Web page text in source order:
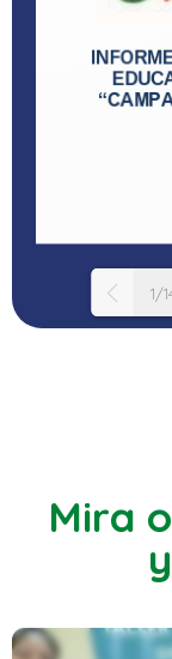
1/
Mira